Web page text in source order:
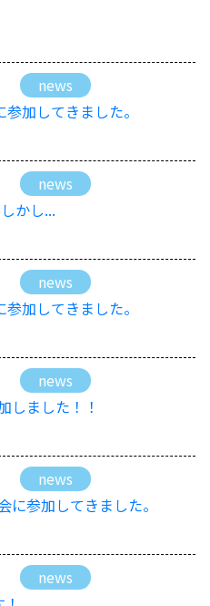
news
加してきました。
news
かし...
news
加してきました。
news
しました！！
news
参加してきました。
news